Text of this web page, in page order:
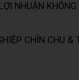
NHUẬN KHÔNG
CHỈN CHU &